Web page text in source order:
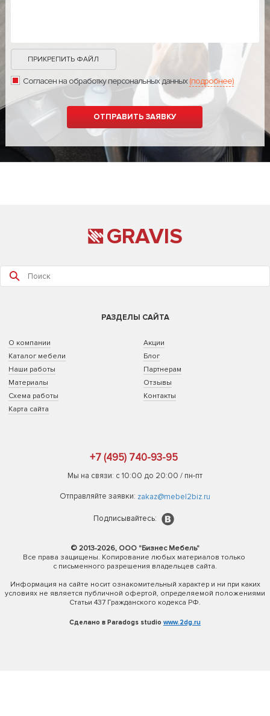
ПРИКРЕПИТЬ ФАЙЛ
Согласен на обработку персональных данных(подробнее)
GRAVIS
РАЗДЕЛЫ САЙТА
О компании
Каталог мебели
Наши работы
Материалы
Схема работы
Карта сайта
Акции
Блог
Партнерам
Отзывы
Контакты
+7 (495) 740-93-95
Мы на связи: с 10:00 до 20:00 / пн-пт
Отправляйте заявки: zakaz@mebel2biz.ru
Подписывайтесь:
© 2013-2026, ООО "Бизнес Мебель"
Все права защищены. Копирование любых материалов только
с письменного разрешения владельцев сайта.
Информация на сайте носит ознакомительный характер и ни при каких
условиях не является публичной офертой, определяемой положениями
Статьи 437 Гражданского кодекса РФ.
Сделано в Paradogs studio www.2dg.ru